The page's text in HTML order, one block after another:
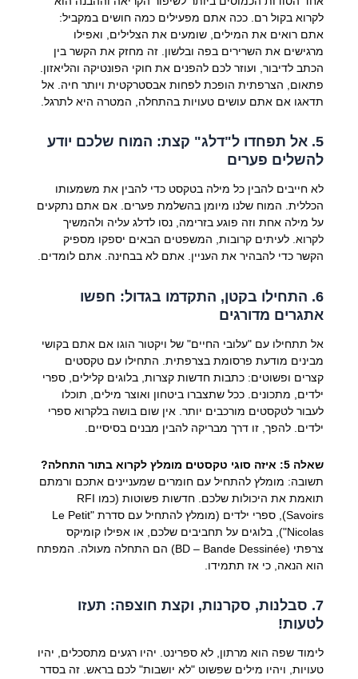
לקרוא בקול רם. ככה אתם מפעילים כמה חושים במקביל:
אתם רואים את המילים, שומעים את הצלילים, ואפילו
מרגישים את השרירים בפה ובלשון. זה מחזק את הקשר בין
הכתב לדיבור, ועוזר לכם להפנים את חוקי הפונטיקה והליאזון.
פתאום, הצרפתית הופכת לפחות אבסטרקטית ויותר חיה. אל
תדאגו אם אתם עושים טעויות בהתחלה, המטרה היא לתרגל.
5. אל תפחדו ל"דלג" קצת: המוח שלכם יודע
להשלים פערים
לא חייבים להבין כל מילה בטקסט כדי להבין את משמעותו
הכללית. המוח שלנו מיומן בהשלמת פערים. אם אתם נתקעים
על מילה אחת וזה פוגע בזרימה, נסו לדלג עליה ולהמשיך
לקרוא. לעיתים קרובות, המשפטים הבאים יספקו מספיק
הקשר כדי להבהיר את העניין. אתם לא בבחינה. אתם לומדים.
6. התחילו בקטן, התקדמו בגדול: חפשו
אתגרים מדורגים
אל תתחילו עם "עלובי החיים" של ויקטור הוגו אם אתם בקושי
מבינים מודעת פרסומת בצרפתית. התחילו עם טקסטים
קצרים ופשוטים: כתבות חדשות קצרות, בלוגים קלילים, ספרי
ילדים, מתכונים. ככל שתצברו ביטחון ואוצר מילים, תוכלו
לעבור לטקסטים מורכבים יותר. אין שום בושה בלקרוא ספרי
ילדים. להפך, זו דרך מבריקה להבין מבנים בסיסיים.
שאלה 5: איזה סוגי טקסטים מומלץ לקרוא בתור התחלה?
תשובה: מומלץ להתחיל עם חומרים שמעניינים אתכם ורמתם
תואמת את היכולות שלכם. חדשות פשוטות (כמו RFI
Savoirs), ספרי ילדים (מומלץ להתחיל עם סדרת "Le Petit
Nicolas"), בלוגים על תחביבים שלכם, או אפילו קומיקס
צרפתי (BD – Bande Dessinée) הם התחלה מעולה. המפתח
הוא הנאה, כי אז תתמידו.
7. סבלנות, סקרנות, וקצת חוצפה: תעזו
לטעות!
לימוד שפה הוא מרתון, לא ספרינט. יהיו רגעים מתסכלים, יהיו
טעויות, ויהיו מילים שפשוט "לא יושבות" לכם בראש. זה בסדר